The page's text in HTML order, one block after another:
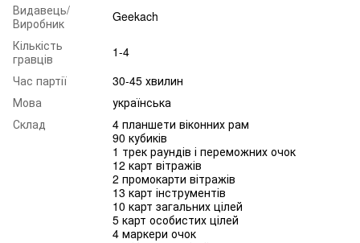
Видавець/
Виробник
Geekach
Кількість
гравців
1-4
Час партії
30-45 хвилин
Мова
українська
Склад
4 планшети віконних рам
90 кубиків
1 трек раундів і переможних очок
12 карт вітражів
2 промокарти вітражів
13 карт інструментів
10 карт загальних цілей
5 карт особистих цілей
4 маркери очок